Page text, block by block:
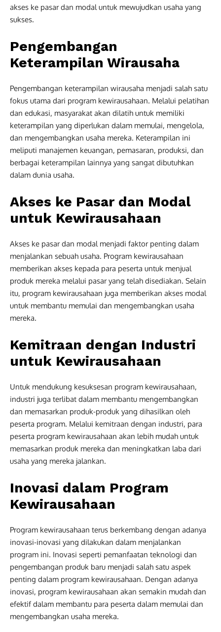
akses ke pasar dan modal untuk mewujudkan usaha yang
sukses.
Pengembangan
Keterampilan Wirausaha
Pengembangan keterampilan wirausaha menjadi salah satu
fokus utama dari program kewirausahaan. Melalui pelatihan
dan edukasi, masyarakat akan dilatih untuk memiliki
keterampilan yang diperlukan dalam memulai, mengelola,
dan mengembangkan usaha mereka. Keterampilan ini
meliputi manajemen keuangan, pemasaran, produksi, dan
berbagai keterampilan lainnya yang sangat dibutuhkan
dalam dunia usaha.
Akses ke Pasar dan Modal
untuk Kewirausahaan
Akses ke pasar dan modal menjadi faktor penting dalam
menjalankan sebuah usaha. Program kewirausahaan
memberikan akses kepada para peserta untuk menjual
produk mereka melalui pasar yang telah disediakan. Selain
itu, program kewirausahaan juga memberikan akses modal
untuk membantu memulai dan mengembangkan usaha
mereka.
Kemitraan dengan Industri
untuk Kewirausahaan
Untuk mendukung kesuksesan program kewirausahaan,
industri juga terlibat dalam membantu mengembangkan
dan memasarkan produk-produk yang dihasilkan oleh
peserta program. Melalui kemitraan dengan industri, para
peserta program kewirausahaan akan lebih mudah untuk
memasarkan produk mereka dan meningkatkan laba dari
usaha yang mereka jalankan.
Inovasi dalam Program
Kewirausahaan
Program kewirausahaan terus berkembang dengan adanya
inovasi-inovasi yang dilakukan dalam menjalankan
program ini. Inovasi seperti pemanfaatan teknologi dan
pengembangan produk baru menjadi salah satu aspek
penting dalam program kewirausahaan. Dengan adanya
inovasi, program kewirausahaan akan semakin mudah dan
efektif dalam membantu para peserta dalam memulai dan
mengembangkan usaha mereka.